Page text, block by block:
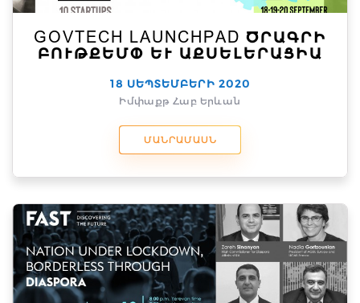
GOVTECH LAUNCHPAD ԾՐԱԳՐԻ
ԲՈՒԹՔԵՄՓ ԵՒ ԱՔՍԵԼԵՐԱՑԻԱ
18 ՍԵՊՏԵՄԲԵՐԻ 2020
Իմփաքթ Հաբ Երևան
ՄԱՆՐԱՄԱՍՆ